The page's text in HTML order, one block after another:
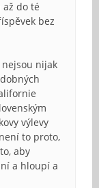
do té
bez
nejsou nijak
výlevy
to proto,
aby
a hloupí a